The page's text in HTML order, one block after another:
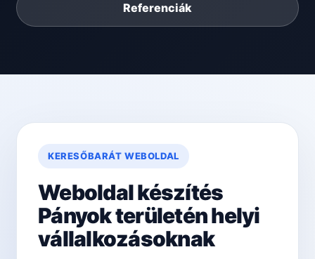
Referenciák
KERESŐBARÁT WEBOLDAL
Weboldal készítés
Pányok területén helyi
vállalkozásoknak